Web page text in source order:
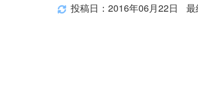
投稿日：2016年06月22日